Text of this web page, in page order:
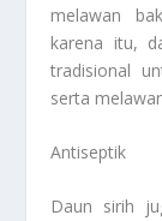
melawan
karena itu,
tradisional
serta
Antiseptik
Daun sirih